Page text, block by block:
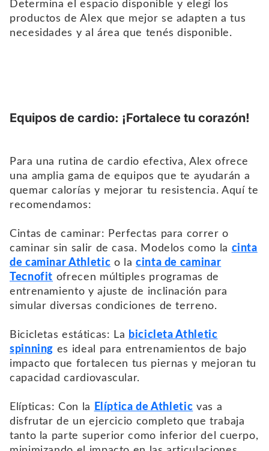
Determina el espacio disponible y elegí los
productos de Alex que mejor se adapten a tus
necesidades y al área que tenés disponible.
Equipos de cardio: ¡Fortalece tu corazón!
Para una rutina de cardio efectiva, Alex ofrece
una amplia gama de equipos que te ayudarán a
quemar calorías y mejorar tu resistencia. Aquí te
recomendamos:
Cintas de caminar: Perfectas para correr o
caminar sin salir de casa. Modelos como la cinta
de caminar Athletic o lacinta de caminar
Tecnofit ofrecen múltiples programas de
entrenamiento y ajuste de inclinación para
simular diversas condiciones de terreno.
Bicicletas estáticas: La bicicleta Athletic
spinning es ideal para entrenamientos de bajo
impacto que fortalecen tus piernas y mejoran tu
capacidad cardiovascular.
Elípticas: Con la Elíptica de Athletic vas a
disfrutar de un ejercicio completo que trabaja
tanto la parte superior como inferior del cuerpo,